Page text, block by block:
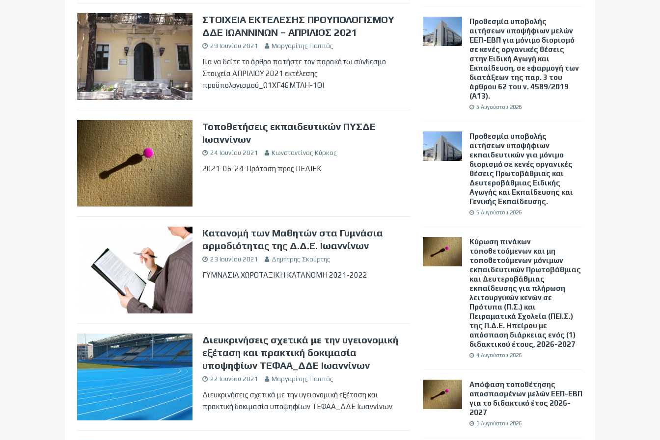
ΣΤΟΙΧΕΙΑ ΕΚΤΕΛΕΣΗΣ ΠΡΟΥΠΟΛΟΓΙΣΜΟΥ
ΔΔΕ ΙΩΑΝΝΙΝΩΝ – ΑΠΡΙΛΙΟΣ 2021
29 Ιουνίου 2021 Μαργαρίτης Παππάς
Για να δείτε το άρθρο πατήστε τον παρακάτω σύνδεσμο
Στοιχεία ΑΠΡΙΛΙΟΥ 2021 εκτέλεσης
προϋπολογισμού_Ω1ΧΓ46ΜΤΛΗ-1ΘΙ
Τοποθετήσεις εκπαιδευτικών ΠΥΣΔΕ
Ιωαννίνων
24 Ιουνίου 2021 Κωνσταντίνος Κύρκος
2021-06-24-Πρόταση προς ΠΕΔΙΕΚ
Κατανομή των Μαθητών στα Γυμνάσια
αρμοδιότητας της Δ.Δ.Ε. Ιωαννίνων
23 Ιουνίου 2021 Δημήτρης Σκούρτης
ΓΥΜΝΑΣΙΑ ΧΩΡΟΤΑΞΙΚΗ ΚΑΤΑΝΟΜΗ 2021-2022
Διευκρινήσεις σχετικά με την υγειονομική
εξέταση και πρακτική δοκιμασία
υποψηφίων ΤΕΦΑΑ_ΔΔΕ Ιωαννίνων
22 Ιουνίου 2021 Μαργαρίτης Παππάς
Διευκρινήσεις σχετικά με την υγειονομική εξέταση και
πρακτική δοκιμασία υποψηφίων ΤΕΦΑΑ_ΔΔΕ Ιωαννίνων
Προθεσμία υποβολής
αιτήσεων υποψήφιων μελών
ΕΕΠ-ΕΒΠ για μόνιμο διορισμό
σε κενές οργανικές θέσεις
στην Ειδική Αγωγή και
Εκπαίδευση, σε εφαρμογή των
διατάξεων της παρ. 3 του
άρθρου 62 του ν. 4589/2019
(Α΄13).
5 Αυγούστου 2026
Προθεσμία υποβολής
αιτήσεων υποψήφιων
εκπαιδευτικών για μόνιμο
διορισμό σε κενές οργανικές
θέσεις Πρωτοβάθμιας και
Δευτεροβάθμιας Ειδικής
Αγωγής και Εκπαίδευσης και
Γενικής Εκπαίδευσης.
5 Αυγούστου 2026
Κύρωση πινάκων
τοποθετούμενων και μη
τοποθετούμενων μόνιμων
εκπαιδευτικών Πρωτοβάθμιας
και Δευτεροβάθμιας
εκπαίδευσης για πλήρωση
λειτουργικών κενών σε
Πρότυπα (Π.Σ.) και
Πειραματικά Σχολεία (ΠΕΙ.Σ.)
της Π.Δ.Ε. Ηπείρου με
απόσπαση διάρκειας ενός (1)
διδακτικού έτους, 2026-2027
4 Αυγούστου 2026
Απόφαση τοποθέτησης
αποσπασμένων μελών ΕΕΠ-ΕΒΠ
για το διδακτικό έτος 2026-
2027
3 Αυγούστου 2026